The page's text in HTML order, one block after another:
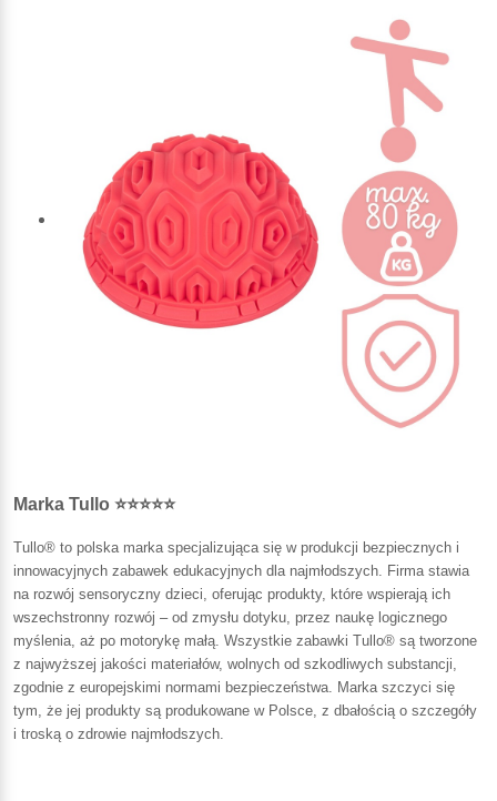
Marka Tullo ⭐⭐⭐⭐⭐
Tullo® to polska marka specjalizująca się w produkcji bezpiecznych i
innowacyjnych zabawek edukacyjnych dla najmłodszych. Firma stawia
na rozwój sensoryczny dzieci, oferując produkty, które wspierają ich
wszechstronny rozwój – od zmysłu dotyku, przez naukę logicznego
myślenia, aż po motorykę małą. Wszystkie zabawki Tullo® są tworzone
z najwyższej jakości materiałów, wolnych od szkodliwych substancji,
zgodnie z europejskimi normami bezpieczeństwa. Marka szczyci się
tym, że jej produkty są produkowane w Polsce, z dbałością o szczegóły
i troską o zdrowie najmłodszych.